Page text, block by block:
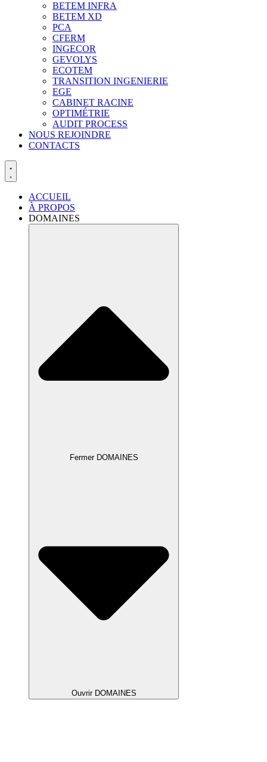
BETEM INFRA
BETEM XD
PCA
CFERM
INGECOR
GEVOLYS
ECOTEM
TRANSITION INGENIERIE
EGE
CABINET RACINE
OPTIMÉTRIE
AUDIT PROCESS
NOUS REJOINDRE
CONTACTS
ACCUEIL
À PROPOS
DOMAINES
Fermer DOMAINES
Ouvrir DOMAINES